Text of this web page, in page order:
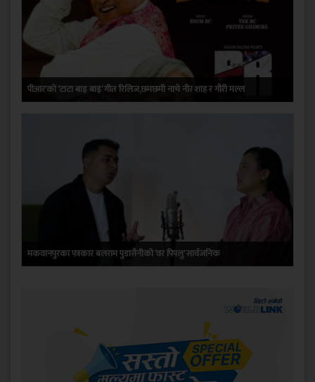
पीआर’को ‘टाटा बाइ बाइ’ गीत रिलिज,छमछमी नाचे नीर शाह र गौरी मल्ल
मकवानपुरका पत्रकार बलराम पुडासैनीको ‘वर पिपलु’ सार्वजनिक